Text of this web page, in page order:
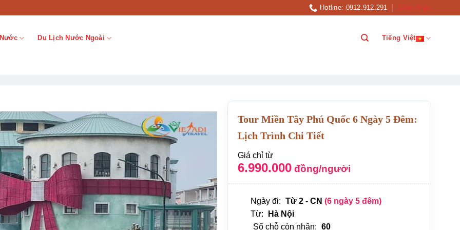
Hotline: 0912.912.291 Đăng nhập
Du Lịch Nước Ngoài Tiếng Việt
Tour Miền Tây Phú Quốc 6 Ngày 5 Đêm:
Lịch Trình Chi Tiết
Giá chỉ từ
6.990.000 đồng/người
Ngày đi: Từ 2 - CN (6 ngày 5 đêm)
Từ:
Hà Nội
Số chỗ còn nhận: 60